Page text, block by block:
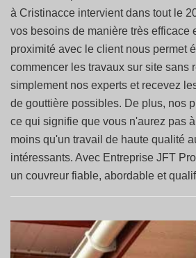
à Cristinacce intervient dans tout le
vos besoins de manière très efficace
proximité avec le client nous permet
commencer les travaux sur site sans
simplement nos experts et recevez
de gouttière possibles. De plus, nos
ce qui signifie que vous n'aurez pas
moins qu'un travail de haute qualité
intéressants. Avec Entreprise JFT
un couvreur fiable, abordable et